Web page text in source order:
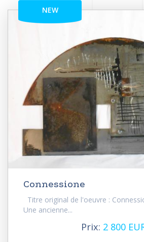
NEW
Connessione
Titre original de l'oeuvre :
Une ancienne...
Prix: 2 800